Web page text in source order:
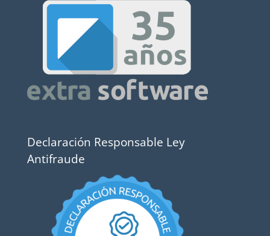
Declaración Responsable Ley
Antifraude